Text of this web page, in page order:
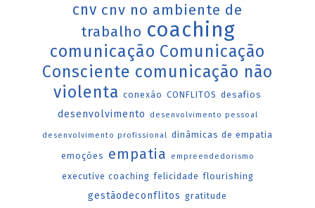
cnv cnv no ambiente de
trabalho coaching
comunicação Comunicação
Consciente comunicação não
violenta conexão CONFLITOS desafios
desenvolvimento desenvolvimento pessoal
desenvolvimento profissional dinâmicas de empatia
emoções empatia empreendedorismo
executive coaching felicidade flourishing
gestãodeconflitos gratitude